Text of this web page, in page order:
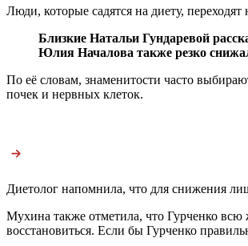
Люди, которые садятся на диету,
Близкие Натальи Гундаревой
Юлия Началова также резко
По её словам, знаменитости часто
почек и нервных клеток.
Диетолог напомнила, что для снижения
Мухина также отметила, что Гурченко всю
восстановиться. Если бы Гурченко